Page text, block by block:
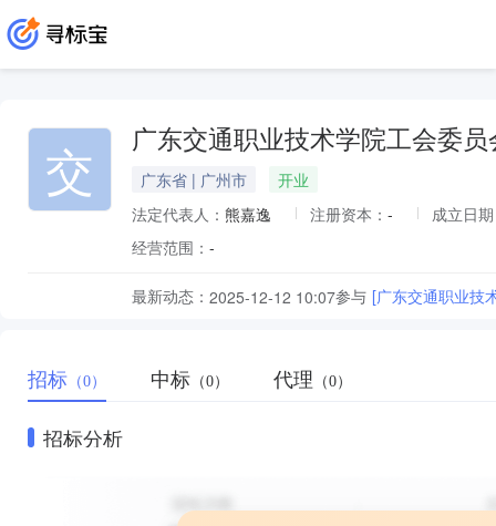
交 广东交通职业技术学院工会委员
广东省 | 广州市
开业
法定代表人： 熊嘉逸 注册资本： -
成立日
经营范围： -
最新动态： 2025-12-12 10:07参与 [广东交通职业技
招标 （0） 中标 （0） 代理 （0）
招标分析